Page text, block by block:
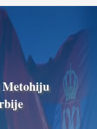
Metohiju